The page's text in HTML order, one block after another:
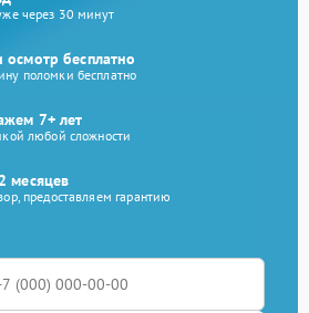
через 30 минут
осмотр бесплатно
поломки бесплатно
7+ лет
любой сложности
месяцев
предоставляем гарантию